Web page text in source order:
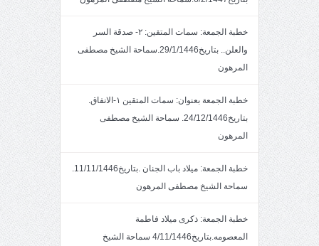
خطبة الجمعة: سمات المتقين: ٢- صدقة السر
والعلن.. بتاريخ29/1/1446.سماحة الشيخ مصطفى
المرهون
خطبة الجمعة بعنوان: سمات المتقين ١-الانفاق.
بتاريخ24/12/1446. سماحة الشيخ مصطفى
المرهون
خطبة الجمعة: ميلاد باب الجنان .بتاريخ11/11/1446.
سماحة الشيخ مصطفى المرهون
خطبة الجمعة: ذكرى ميلاد فاطمة
المعصومه.بتاريخ4/11/1446 سماحة الشيخ